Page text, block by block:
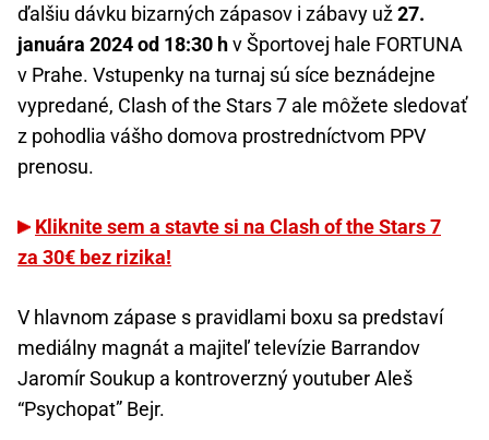
ďalšiu dávku bizarných zápasov i zábavy už27.
januára 2024 od 18:30 hv Športovej hale FORTUNA
v Prahe. Vstupenky na turnaj sú síce beznádejne
vypredané, Clash of the Stars 7 ale môžete sledovať
z pohodlia vášho domova prostredníctvom PPV
prenosu.
Kliknite sem a stavte si na Clash of the Stars 7
za 30€ bez rizika!
V hlavnom zápase s pravidlami boxu sa predstaví
mediálny magnát a majiteľ televízie Barrandov
Jaromír Soukup a kontroverzný youtuber Aleš
“Psychopat” Bejr.